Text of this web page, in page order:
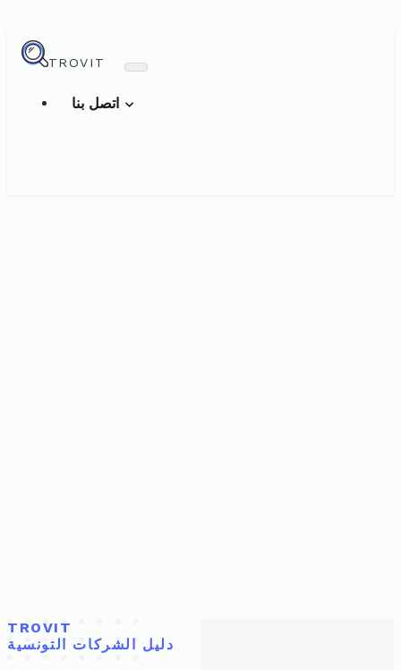
TROVIT
TROVIT
دليل الشركات التونسية